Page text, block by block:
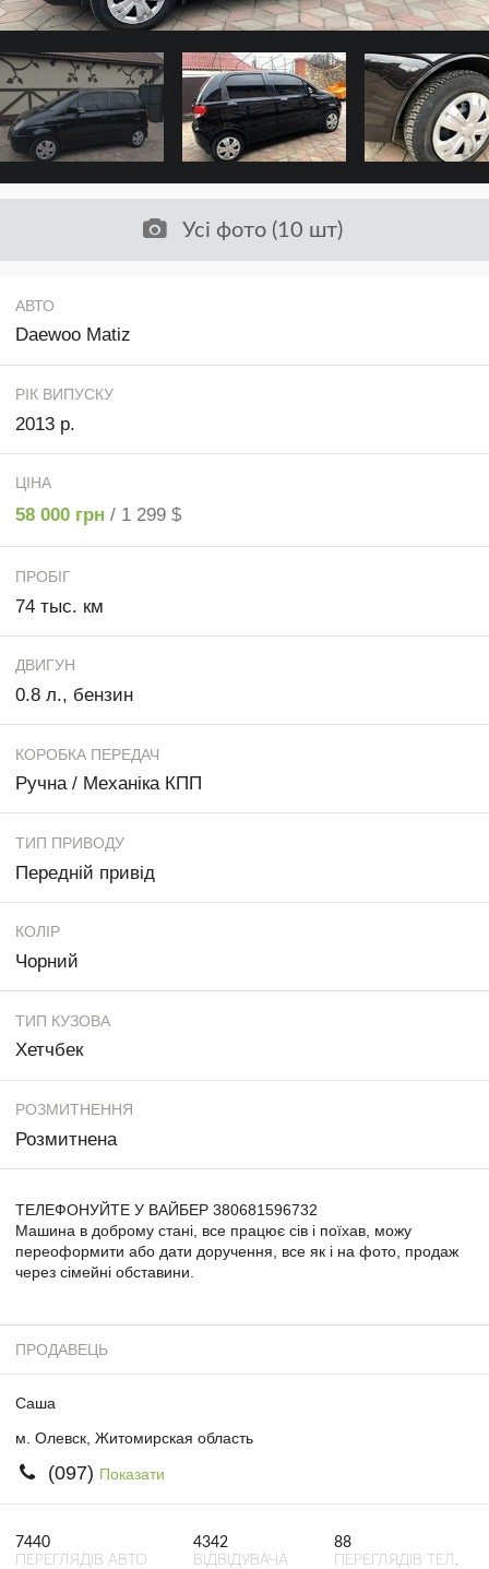
Усі фото (10 шт)
АВТО
Daewoo Matiz
РІК ВИПУСКУ
2013 р.
ЦІНА
58 000 грн / 1 299 $
ПРОБІГ
74 тыс. км
ДВИГУН
0.8 л., бензин
КОРОБКА ПЕРЕДАЧ
Ручна / Механіка КПП
ТИП ПРИВОДУ
Передній привід
КОЛІР
Чорний
ТИП КУЗОВА
Хетчбек
РОЗМИТНЕННЯ
Розмитнена
ТЕЛЕФОНУЙТЕ У ВАЙБЕР 380681596732
Машина в доброму стані, все працює сів і поїхав, можу
переоформити або дати доручення, все як і на фото, продаж
через сімейні обставини.
ПРОДАВЕЦЬ
Саша
м. Олевск, Житомирская область
(097) Показати
7440
ПЕРЕГЛЯДІВ АВТО
4342
ВІДВІДУВАЧА
88
ПЕРЕГЛЯДІВ ТЕЛ.